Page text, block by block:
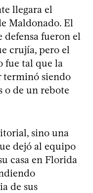
llegara el
Maldonado. El
defensa fueron el
crujía, pero el
fue tal que la
terminó siendo
o de un rebote
sino una
dejó al equipo
casa en Florida
de sus